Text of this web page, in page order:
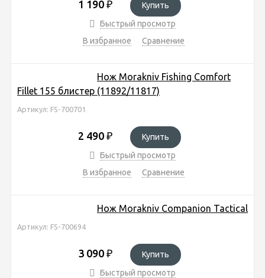
1 190 ₽
Купить
Быстрый просмотр
В избранное
Сравнение
Нож Morakniv Fishing Comfort
Fillet 155 блистер (11892/11817)
Артикул: FS-700701
2 490 ₽
Купить
Быстрый просмотр
В избранное
Сравнение
Нож Morakniv Companion Tactical
Артикул: FS-700694
3 090 ₽
Купить
Быстрый просмотр